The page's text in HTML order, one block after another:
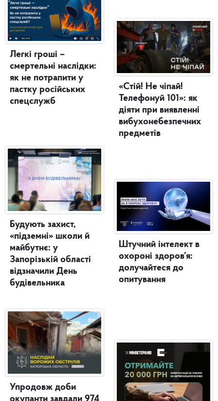
Легкі гроші –
смертельні наслідки:
як не потрапити у
пастку російських
спецслужб
Будують захист,
«підземні» школи й
майбутнє: у
Запорізькій області
відзначили День
будівельника
Упродовж доби
«Стій! Не чіпай!
Телефонуй 101»: як
діяти при виявленні
вибухонебезпечних
предметів
Штучний інтелект в
охороні здоров’я:
долучайтеся до
опитування